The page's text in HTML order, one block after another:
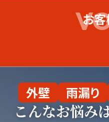
お
外壁 雨漏り
こんなお悩み